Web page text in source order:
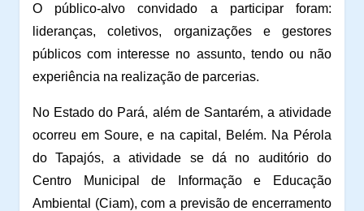
O público-alvo convidado a participar foram:
lideranças, coletivos, organizações e gestores
públicos com interesse no assunto, tendo ou não
experiência na realização de parcerias.
No Estado do Pará, além de Santarém, a atividade
ocorreu em Soure, e na capital, Belém. Na Pérola
do Tapajós, a atividade se dá no auditório do
Centro Municipal de Informação e Educação
Ambiental (Ciam), com a previsão de encerramento